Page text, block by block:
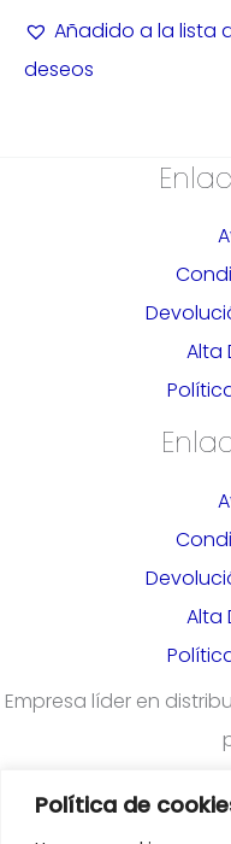
Política de
Añadido a la lista
deseos
Alta
Alta
Empresa líder en
¿Quieres darte de